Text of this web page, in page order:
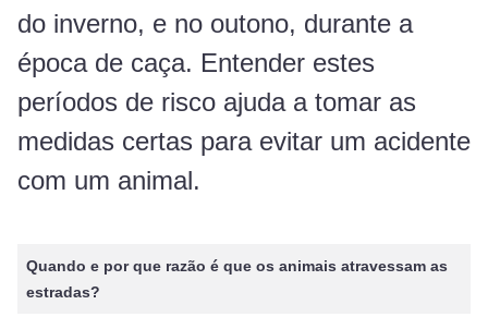
do inverno, e no outono, durante a
época de caça. Entender estes
períodos de risco ajuda a tomar as
medidas certas para evitar um acidente
com um animal.
Quando e por que razão é que os animais atravessam as
estradas?